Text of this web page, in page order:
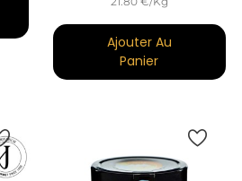
Ajouter Au
Panier